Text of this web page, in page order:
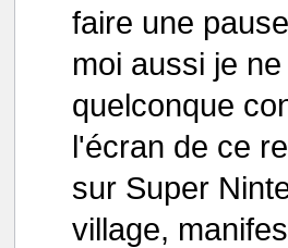
faire une
moi aussi je
quelconque
l'écran de ce
sur Super
village,